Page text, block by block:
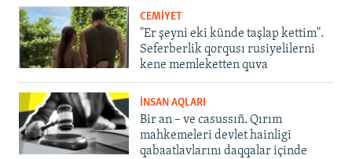
CEMİYET
"Er şeyni eki künde taşlap kettim".
Seferberlik qorqusı rusiyelilerni
kene memleketten quva
İNSAN AQLARI
Bir an – ve casussıñ. Qırım
mahkemeleri devlet hainligi
qabaatlavlarını daqqalar içinde